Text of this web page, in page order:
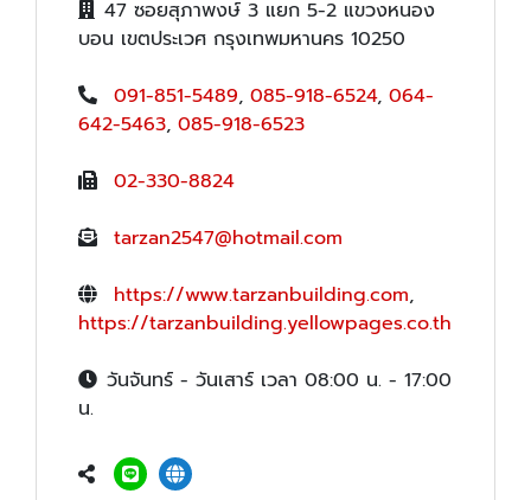
47 ซอยสุภาพงษ์ 3 แยก 5-2 แขวงหนอง
บอน เขตประเวศ กรุงเทพมหานคร 10250
091-851-5489, 085-918-6524, 064-
642-5463, 085-918-6523
02-330-8824
tarzan2547@hotmail.com
https://www.tarzanbuilding.com,
https://tarzanbuilding.yellowpages.co.th
วันจันทร์ - วันเสาร์ เวลา 08:00 น. - 17:00
น.